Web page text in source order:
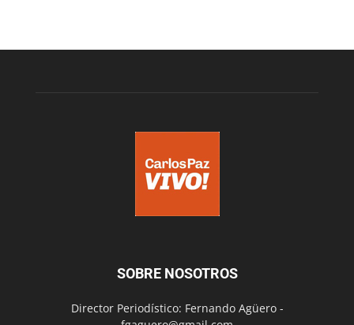
SOBRE NOSOTROS
Director Periodístico: Fernando Agüero -